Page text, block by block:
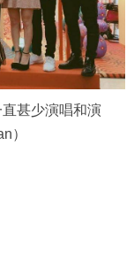
甚少演唱和演
）